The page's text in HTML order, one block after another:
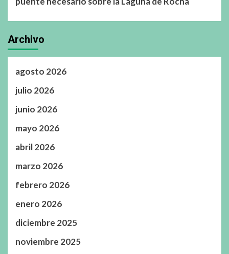
Archivo
agosto 2026
julio 2026
junio 2026
mayo 2026
abril 2026
marzo 2026
febrero 2026
enero 2026
diciembre 2025
noviembre 2025